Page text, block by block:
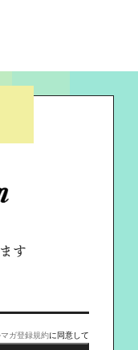
す
ガ登録規約に同意して